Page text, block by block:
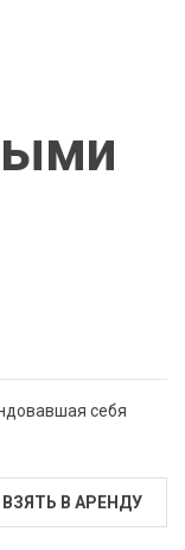
себя
ВЗЯТЬ В АРЕНДУ